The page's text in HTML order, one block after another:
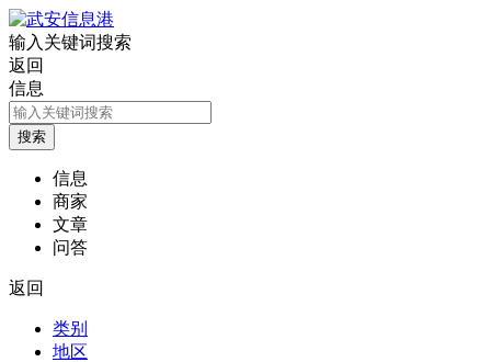
输入关键词搜索
返回
信息
信息
商家
文章
问答
返回
类别
地区